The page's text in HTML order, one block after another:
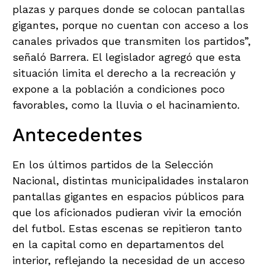
plazas y parques donde se colocan pantallas
gigantes, porque no cuentan con acceso a los
canales privados que transmiten los partidos”,
señaló Barrera. El legislador agregó que esta
situación limita el derecho a la recreación y
expone a la población a condiciones poco
favorables, como la lluvia o el hacinamiento.
Antecedentes
En los últimos partidos de la Selección
Nacional, distintas municipalidades instalaron
pantallas gigantes en espacios públicos para
que los aficionados pudieran vivir la emoción
del futbol. Estas escenas se repitieron tanto
en la capital como en departamentos del
interior, reflejando la necesidad de un acceso